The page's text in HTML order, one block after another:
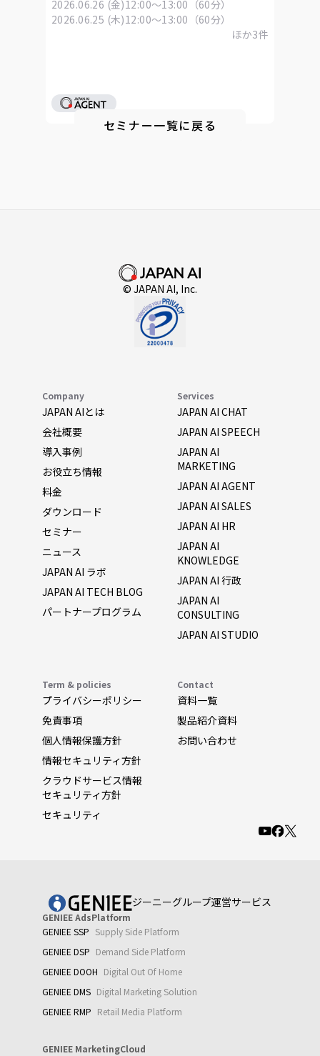
2026.06.26 (金)12:00～13:00（60分）
2026.06.25 (木)12:00～13:00（60分）
ほか3件
セミナー一覧に戻る
© JAPAN AI, Inc.
Company
JAPAN AIとは
会社概要
導入事例
お役立ち情報
料金
ダウンロード
セミナー
ニュース
JAPAN AI ラボ
JAPAN AI TECH BLOG
パートナープログラム
Services
JAPAN AI CHAT
JAPAN AI SPEECH
JAPAN AI
MARKETING
JAPAN AI AGENT
JAPAN AI SALES
JAPAN AI HR
JAPAN AI
KNOWLEDGE
JAPAN AI 行政
JAPAN AI
CONSULTING
JAPAN AI STUDIO
Term & policies
プライバシーポリシー
免責事項
個人情報保護方針
情報セキュリティ方針
クラウドサービス情報
セキュリティ方針
セキュリティ
Contact
資料一覧
製品紹介資料
お問い合わせ
ジーニーグループ運営サービス
GENIEE AdsPlatform
GENIEE SSP Supply Side Platform
GENIEE DSP Demand Side Platform
GENIEE DOOH Digital Out Of Home
GENIEE DMS Digital Marketing Solution
GENIEE RMP Retail Media Platform
GENIEE MarketingCloud